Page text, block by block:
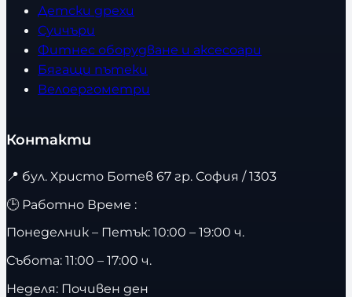
Детски дрехи
Суичъри
Фитнес оборудване и аксесоари
Бягащи пътеки
Велоергометри
Контакти
📍 бул. Христо Ботев 67 гр. София / 1303
🕒 Работно Време :
Понеделник – Петък: 10:00 – 19:00 ч.
Събота: 11:00 – 17:00 ч.
Неделя: Почивен ден